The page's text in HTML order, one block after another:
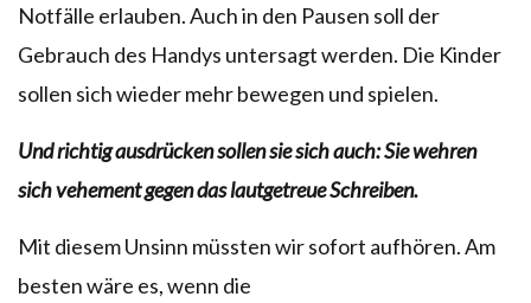
Notfälle erlauben. Auch in den Pausen soll der
Gebrauch des Handys untersagt werden. Die Kinder
sollen sich wieder mehr bewegen und spielen.
Und richtig ausdrücken sollen sie sich auch: Sie wehren
sich vehement gegen das lautgetreue Schreiben.
Mit diesem Unsinn müssten wir sofort aufhören. Am
besten wäre es, wenn die